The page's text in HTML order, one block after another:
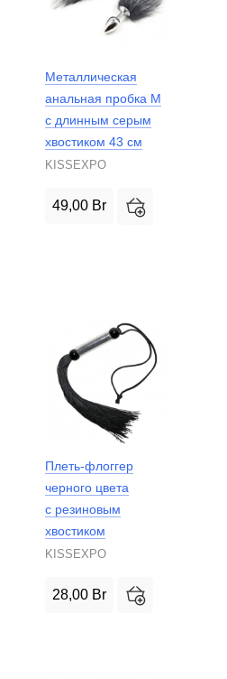
Металлическая
анальная пробка M
с длинным серым
хвостиком 43 см
KISSEXPO
49,00 Br
Плеть-флоггер
черного цвета
с резиновым
хвостиком
KISSEXPO
28,00 Br